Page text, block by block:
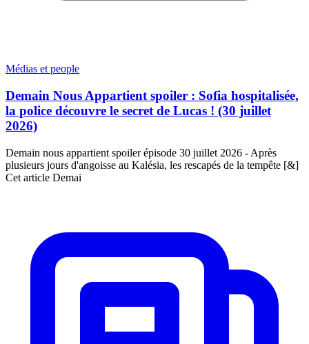
Médias et people
Demain Nous Appartient spoiler : Sofia hospitalisée,
la police découvre le secret de Lucas ! (30 juillet
2026)
Demain nous appartient spoiler épisode 30 juillet 2026 - Après
plusieurs jours d'angoisse au Kalésia, les rescapés de la tempête [&]
Cet article Demai